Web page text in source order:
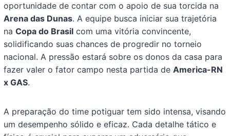
oportunidade de contar com o apoio de sua torcida na
Arena das Dunas. A equipe busca iniciar sua trajetória
naCopa do Brasil com uma vitória convincente,
solidificando suas chances de progredir no torneio
nacional. A pressão estará sobre os donos da casa para
fazer valer o fator campo nesta partida deAmerica-RN
x GAS.
A preparação do time potiguar tem sido intensa, visando
um desempenho sólido e eficaz. Cada detalhe tático e